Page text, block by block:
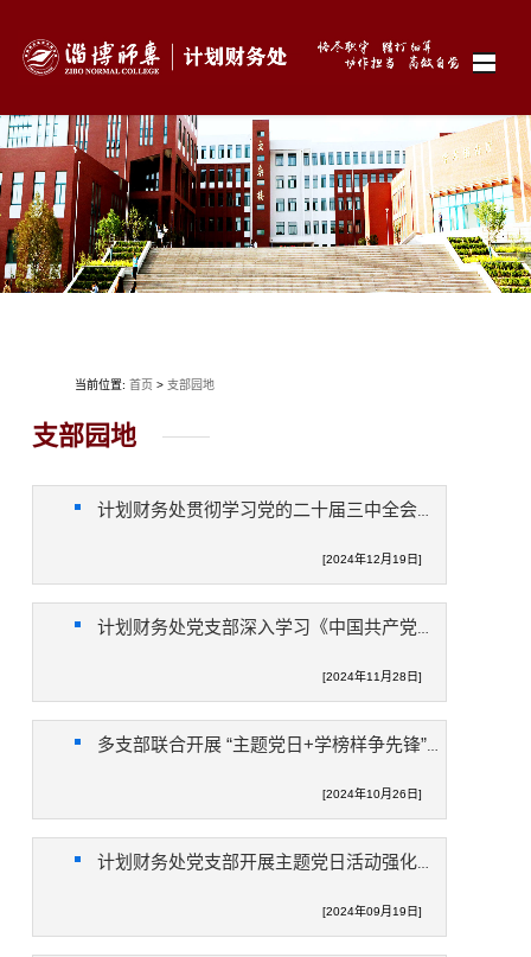
当前位置: 首页 > 支部园地
支部园地
计划财务处贯彻学习党的二十届三中全会精神
[2024年12月19日]
计划财务处党支部深入学习《中国共产党党员教育管理工作条例》
[2024年11月28日]
多支部联合开展 “主题党日+学榜样争先锋”廉政教育活动
[2024年10月26日]
计划财务处党支部开展主题党日活动强化业务党建双提升
[2024年09月19日]